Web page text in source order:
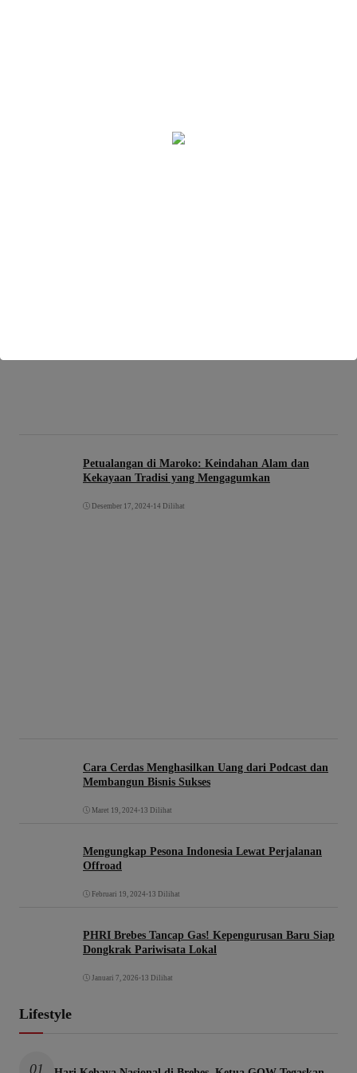
Petualangan di Maroko: Keindahan Alam dan
Kekayaan Tradisi yang Mengagumkan
Desember 17, 2024 • 14 Dilihat
Cara Cerdas Menghasilkan Uang dari Podcast dan
Membangun Bisnis Sukses
Maret 19, 2024 • 13 Dilihat
Mengungkap Pesona Indonesia Lewat Perjalanan
Offroad
Februari 19, 2024 • 13 Dilihat
PHRI Brebes Tancap Gas! Kepengurusan Baru Siap
Dongkrak Pariwisata Lokal
Januari 7, 2026 • 13 Dilihat
Lifestyle
01